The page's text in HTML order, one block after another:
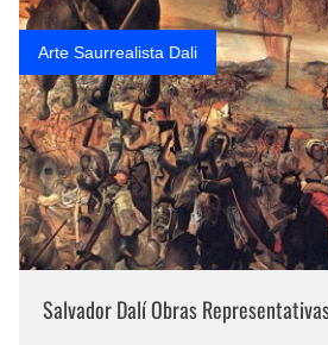
Arte Saurrealista Dali
Salvador Dalí Obras